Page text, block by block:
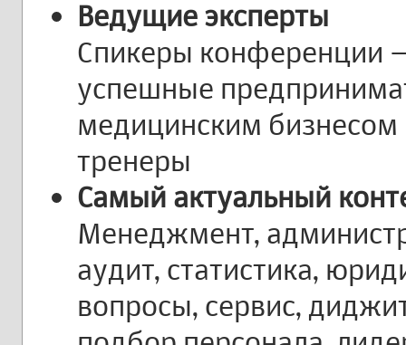
Ведущие эксперты
Спикеры конференции
успешные
медицинским
тренеры
Самый актуальный
Менеджмент,
аудит, статистика,
вопросы, сервис,